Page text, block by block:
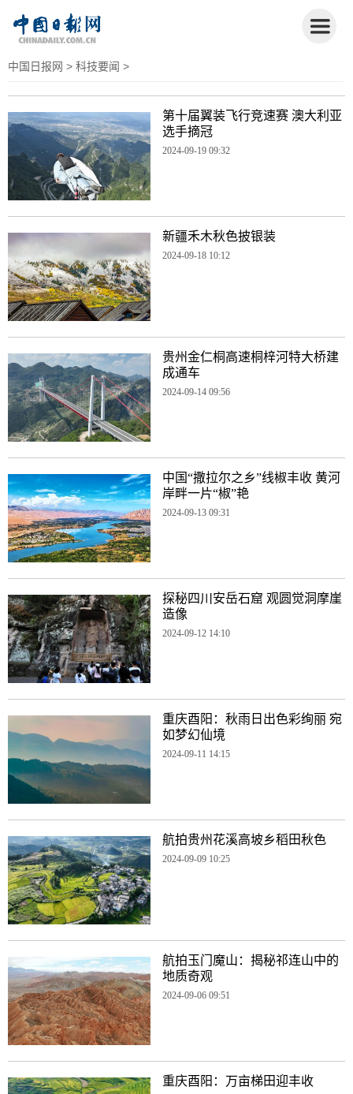
中国日报网 > 科技要闻 >
第十届翼装飞行竞速赛 澳大利亚
选手摘冠
2024-09-19 09:32
新疆禾木秋色披银装
2024-09-18 10:12
贵州金仁桐高速桐梓河特大桥建
成通车
2024-09-14 09:56
中国“撒拉尔之乡”线椒丰收 黄河
岸畔一片“椒”艳
2024-09-13 09:31
探秘四川安岳石窟 观圆觉洞摩崖
造像
2024-09-12 14:10
重庆酉阳：秋雨日出色彩绚丽 宛
如梦幻仙境
2024-09-11 14:15
航拍贵州花溪高坡乡稻田秋色
2024-09-09 10:25
航拍玉门魔山：揭秘祁连山中的
地质奇观
2024-09-06 09:51
重庆酉阳：万亩梯田迎丰收